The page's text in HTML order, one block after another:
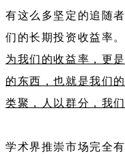
有这么多坚定的追随
们的长期投资收益率。
为我们的收益率，更
的东西，也就是我们
类聚，人以群分，我
学术界推崇市场完全